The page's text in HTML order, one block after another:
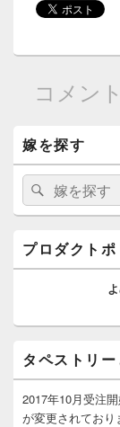
コメン
イ
ン
サ
ド
ー
ッ
エ
リ
ア
嫁を探す
検
索:
検
索
プロダクト
タペストリ
2017年10月受注
が変更されており